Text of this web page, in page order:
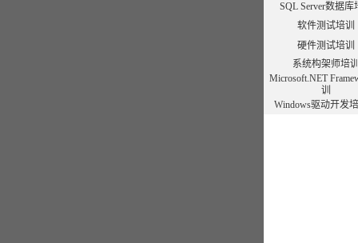
SQL Server数据库
软件测试培训
硬件测试培训
系统构架师培
Microsoft.NET
训
Windows驱动开发